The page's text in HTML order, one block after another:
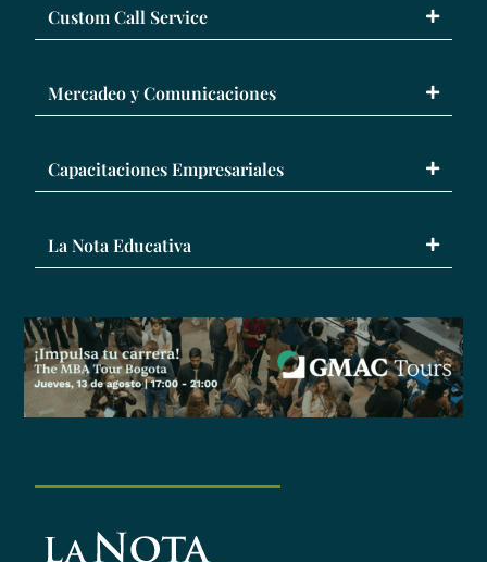
Custom Call Service
Mercadeo y Comunicaciones
Capacitaciones Empresariales
La Nota Educativa